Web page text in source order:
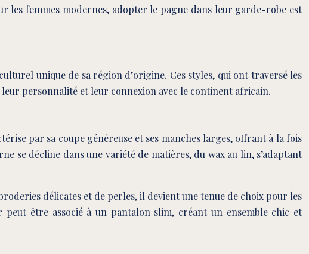
les femmes modernes, adopter le pagne dans leur garde-robe est
unique de sa région d’origine. Ces styles, qui ont traversé les
personnalité et leur connexion avec le continent africain.
par sa coupe généreuse et ses manches larges, offrant à la fois
se décline dans une variété de matières, du wax au lin, s’adaptant
délicates et de perles, il devient une tenue de choix pour les
être associé à un pantalon slim, créant un ensemble chic et